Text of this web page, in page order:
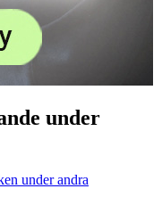
under
under andra